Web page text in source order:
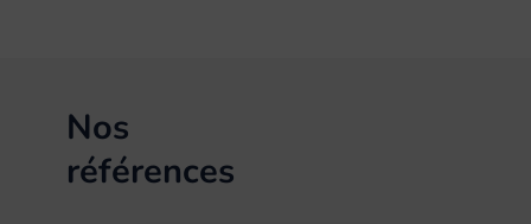
Nos
références